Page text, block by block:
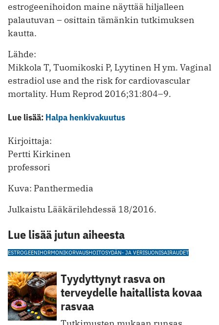
estrogeenihoidon maine näyttää ­hiljalleen
palautuvan – osittain tämänkin tutkimuksen
kautta.
Lähde:
Mikkola T, Tuomikoski P, Lyytinen H ym. Vaginal
estradiol use and the risk for cardiovascular
mortality. Hum Reprod 2016;31:804–9.
Lue lisää: Halpa henkivakuutus
Kirjoittaja:
Pertti Kirkinen
professori
Kuva: Panthermedia
Julkaistu Lääkärilehdessä 18/2016.
Lue lisää jutun aiheesta
ESTROGEENIHORMONIKORVAUSHOITOSYDÄN- JA VERISUONISAIRAUDET
Tyydyttynyt rasva on
terveydelle haitallista kovaa
rasvaa